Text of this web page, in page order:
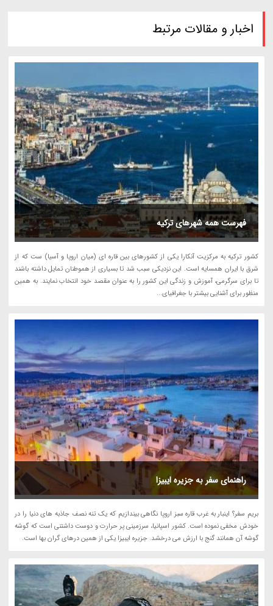
اخبار و مقالات مرتبط
فهرست همه شهرهای ترکیه
کشور ترکیه به مرکزیت آنکارا یکی از کشورهای بین قاره ای (میان اروپا و آسیا) ست که از
شرق با ایران همسایه است. این نزدیکی سبب شد تا بسیاری از هموطنان تمایل داشته باشند
تا برای سرگرمی، آموزش و زندگی این کشور را به عنوان مقصد خود انتخاب نمایند. به همین
منظور برای آشنایی بیشتر با جغرافیای...
راهنمای سفر به جزیره ایبیزا
بریم سفر؟ اینبار به غرب قاره سبز اروپا نگاهی بیندازیم که یک تنه نصف جاذبه های دنیا را در
خودش مخفی نموده است. کشور اسپانیا، سرزمینی پر حرارت و دوست داشتنی است که گوشه
گوشه آن همانند گنج با ارزش می درخشد. جزیره ایبیزا یکی از همین درهای گران بها است.